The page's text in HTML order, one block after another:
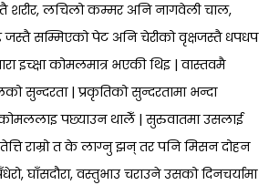
शरीर, लचिलो कम्मर अनि नागवेली चाल,
जस्तै सम्मिएको पेट अनि चेरीको वृक्षजस्तै धपधप
इच्क्षा कोमलमात्र भएकी थिइ | वास्तवमै
सुन्दरता | प्रकृतिको सुन्दरतामा भन्दा
पछ्याउन थालेँ | सुरुवातमा उसलाई
राम्रो त के लाग्नु झन् तर पनि मिसन दोहन
घाँसदौरा, वस्तुभाउ चराउने उसको दिनचर्यामा